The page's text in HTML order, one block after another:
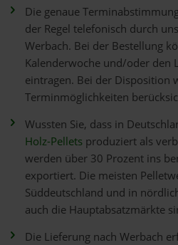
Die genaue
der Regel telefonisch durch
Werbach. Bei der Bestellung
Kalenderwoche und/oder den
eintragen. Bei der Disposition
Terminmöglichkeiten
Wussten Sie, dass in
Holz-Pellets produziert als
werden über 30 Prozent ins
exportiert. Die meisten
Süddeutschland und in
auch die Hauptabsatzmärkte
Die Lieferung nach Werbach